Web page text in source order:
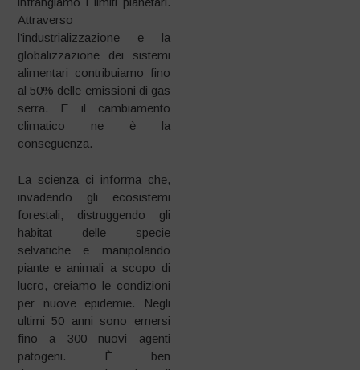
Attraverso
l’industrializzazione e la
globalizzazione dei sistemi
alimentari contribuiamo fino
al 50% delle emissioni di gas
serra. E il cambiamento
climatico ne è la
conseguenza.
La scienza ci informa che,
invadendo gli ecosistemi
forestali, distruggendo gli
habitat delle specie
selvatiche e manipolando
piante e animali a scopo di
lucro, creiamo le condizioni
per nuove epidemie. Negli
ultimi 50 anni sono emersi
fino a 300 nuovi agenti
patogeni. È ben